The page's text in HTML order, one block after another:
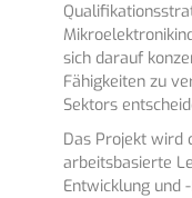
sich darauf
Fähigkeiten zu
Sektors
Das Projekt wird
arbeitsbasierte
Entwicklung und